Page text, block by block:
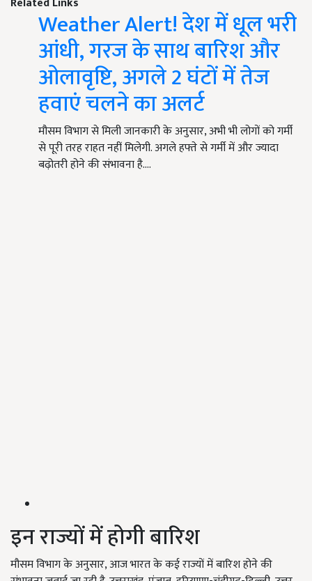
Weather Alert! देश में धूल भरी
आंधी, गरज के साथ बारिश और
ओलावृष्टि, अगले 2 घंटों में तेज
हवाएं चलने का अलर्ट
मौसम विभाग से मिली जानकारी के अनुसार, अभी भी लोगों को गर्मी
से पूरी तरह राहत नहीं मिलेगी. अगले हफ्ते से गर्मी में और ज्यादा
बढ़ोतरी होने की संभावना है.…
इन राज्यों में होगी बारिश
मौसम विभाग के अनुसार, आज भारत के कई राज्यों में बारिश होने की